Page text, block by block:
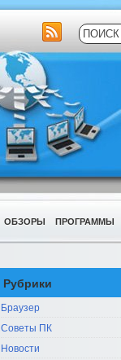
ОБЗОРЫ ПРОГРАММЫ
Рубрики
Браузер
Советы ПК
Новости